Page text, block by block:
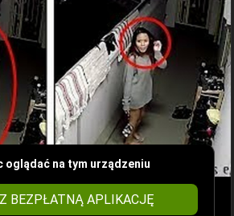
oglądać na tym urządzeniu
BEZPŁATNĄ APLIKACJĘ